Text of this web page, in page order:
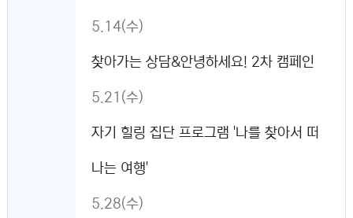
5.14(수)
찾아가는 상담&안녕하세요! 2차 캠페인
5.21(수)
자기 힐링 집단 프로그램 '나를 찾아서 떠
나는 여행'
5.28(수)